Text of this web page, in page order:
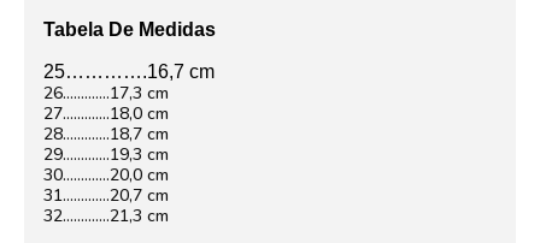
Tabela De Medidas
25………….16,7 cm
26………….17,3 cm
27………….18,0 cm
28………….18,7 cm
29………….19,3 cm
30………….20,0 cm
31………….20,7 cm
32………….21,3 cm